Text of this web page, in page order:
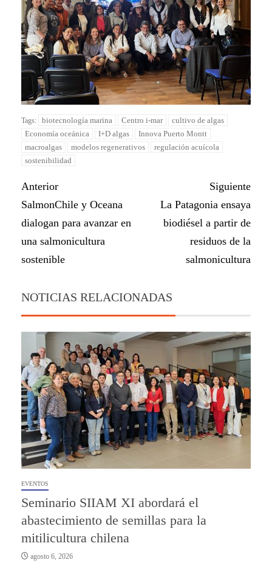
Tags: biotecnología marina Centro i-mar
cultivo de algas
Economía oceánica
I+D algas
Innova Puerto Montt
macroalgas
modelos regenerativos
regulación acuícola
sostenibilidad
Anterior
SalmonChile y Oceana
dialogan para avanzar en
una salmonicultura
sostenible
Siguiente
La Patagonia ensaya
biodiésel a partir de
residuos de la
salmonicultura
NOTICIAS RELACIONADAS
EVENTOS
Seminario SIIAM XI abordará el
abastecimiento de semillas para la
mitilicultura chilena
agosto 6, 2026